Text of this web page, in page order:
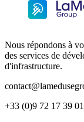
Nous répondons à
des services de
d'infrastructure.
+33 (0)9 72 17 39 01